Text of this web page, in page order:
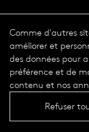
Protection des
Impression
Conditions Générales
© 2026 Selux
Comme d'autres
améliorer et
des données pour
préférence et de
contenu et nos
Refuser